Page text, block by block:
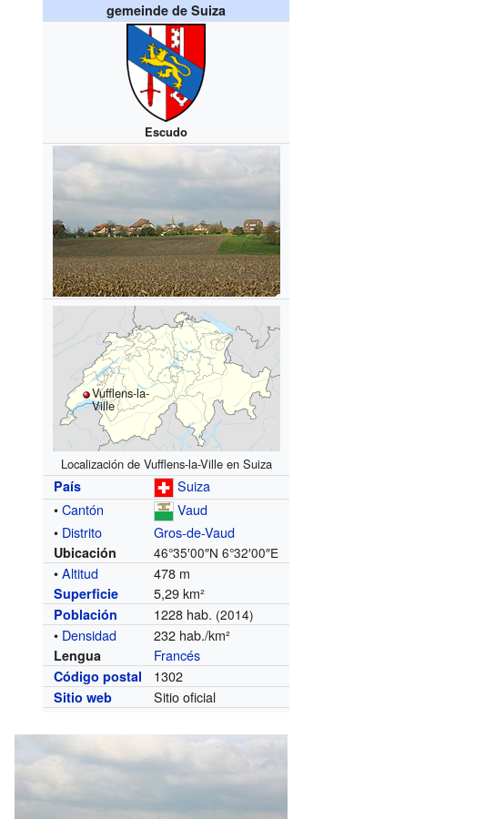
gemeinde de Suiza
Escudo
Vufflens-la-
Ville
Localización de Vufflens-la-Ville en Suiza
País
Suiza
•Cantón
Vaud
• Distrito Gros-de-Vaud
Ubicación 46°35′00″N 6°32′00″E
•Altitud 478 m
Superficie 5,29 km²
Población 1228 hab. (2014)
• Densidad 232 hab./km²
Lengua Francés
Código postal 1302
Sitio web Sitio oficial